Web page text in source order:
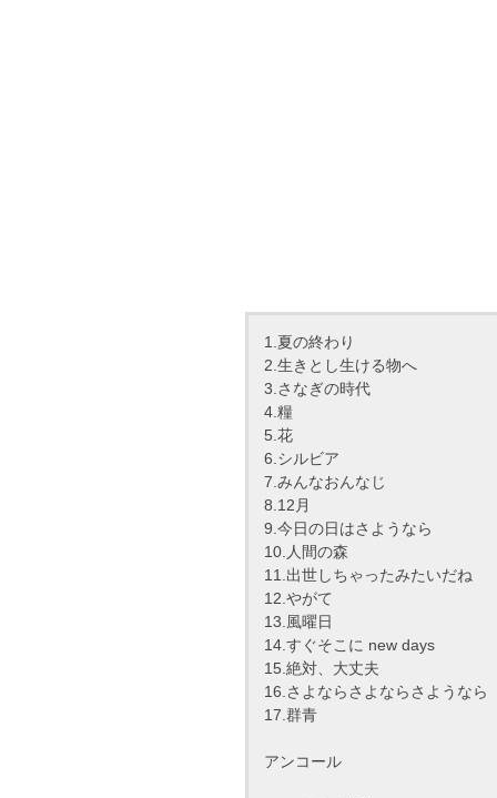
1.夏の終わり
2.生きとし生ける物へ
3.さなぎの時代
4.糧
5.花
6.シルビア
7.みんなおんなじ
8.12月
9.今日の日はさようなら
10.人間の森
11.出世しちゃったみたいだね
12.やがて
13.風曜日
14.すぐそこに new days
15.絶対、大丈夫
16.さよならさよならさようなら
17.群青
アンコール